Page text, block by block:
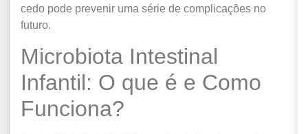
cedo pode prevenir uma série de complicações no
futuro.
Microbiota Intestinal
Infantil: O que é e Como
Funciona?